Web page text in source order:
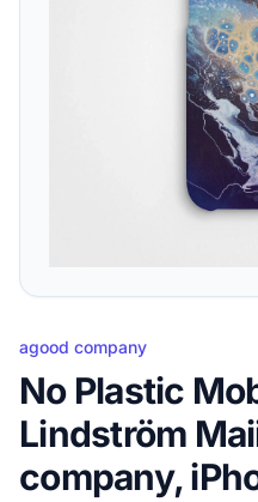
agood company
No Plastic
Lindström
company,